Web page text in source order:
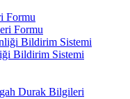
Formu
Formu
Bildirim Sistemi
Bildirim Sistemi
Durak Bilgileri